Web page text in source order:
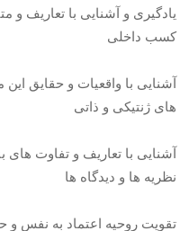
یادگیری و آشنایی با تعاریف و
کسب داخلی
های ژنتیکی و ذاتی
نظریه ها و دیدگاه ها